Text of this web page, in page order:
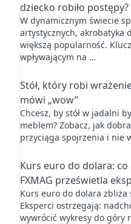
dziecko robiło postępy?
W dynamicznym świecie
artystycznych, akrobatyka
większą popularność.
wpływającym na …
Stół, który robi
mówi „wow”
Chcesz, by stół w jadalni
meblem? Zobacz, jak
przyciąga spojrzenia i nie
Kurs euro do dolara: co
FXMAG prześwietla
Kurs euro do dolara
Eksperci ostrzegają:
wywrócić wykresy do góry